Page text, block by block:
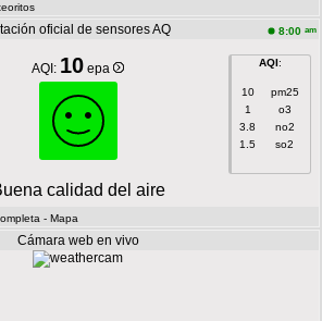
oficial de sensores AQ 8:00 am
AQI: 10 epa AQI:
10
pm25
1
o3
3.8
no2
1.5
so2
calidad del aire
- Mapa
Cámara web en vivo